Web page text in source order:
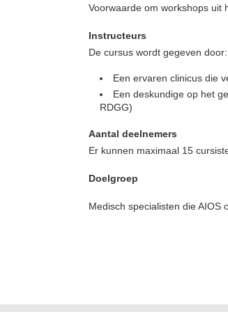
Voorwaarde om workshops uit
Instructeurs
De cursus wordt gegeven door:
Een ervaren clinicus die
Een deskundige op het
RDGG)
Aantal deelnemers
Er kunnen maximaal 15
Doelgroep
Medisch specialisten die AIOS